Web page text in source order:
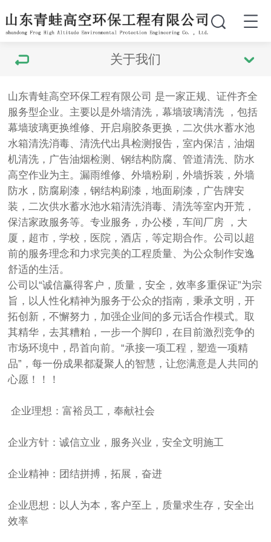
关于我们
山东青蛙高空环保工程有限公司 是一家正规、证件齐全
服务型企业。主要以是外墙清洗，幕墙玻璃清洗 ，包括
幕墙玻璃更换维修、开启扇胶条更换，二次供水蓄水池
水箱清洗消毒、清洗代出具检测报告，室内保洁，油烟
机清洗，广告油烟检测、钢结构防腐、管道清洗、防水
高空作业为主。漏雨维修、外墙粉刷，外墙拆装，外墙
防水，防腐刷漆，钢结构刷漆，地面刷漆，广告牌安
装，二次供水蓄水池水箱清洗消毒、清洗等室内开荒，
保洁家政服务等。专业服务，办公楼，车间厂房 ，大
厦，超市，学校，医院，酒店，等定期合作。公司以超
前的服务理念和力求完美的工程质量、为公众制作安逸
舒适的生活。
公司以“诚信赢得客户，质量，安全，效率多重保证”为宗
旨，以人性化精神为服务于公众的指南，秉承文明，开
拓创新，不懈努力，加强企业间的多元话合作模式。取
其精华，去其糟粕，一步一个脚印，在目前激烈竞争的
市场环境中，昂首向前。“承接一项工程，塑造一项精
品”，每一份成果都凝聚人的智慧，让您满意是人共同的
心愿！！！
企业理想：富裕员工，奉献社会
企业方针：诚信立业，服务兴业，安全文明施工
企业精神：团结拼搏，拓展，奋进
企业思想：以人为本，客户至上，质量求生存，安全出
效率